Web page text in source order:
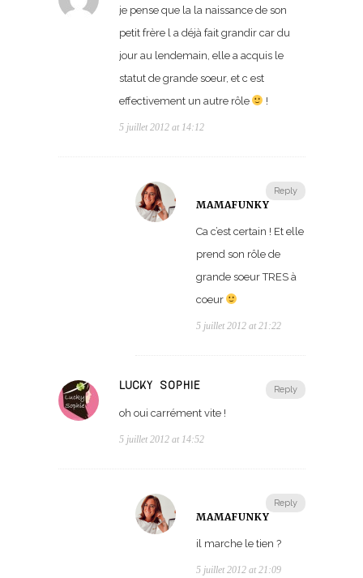
je pense que la la naissance de son
petit frère l a déjà fait grandir car du
jour au lendemain, elle a acquis le
statut de grande soeur, et c est
effectivement un autre rôle
!
5 juillet 2012 at 14:12
Reply
MAMAFUNKY
Ca c’est certain ! Et elle
prend son rôle de
grande soeur TRES à
coeur
5 juillet 2012 at 21:22
Reply
LUCKY SOPHIE
oh oui carrément vite !
5 juillet 2012 at 14:52
Reply
MAMAFUNKY
il marche le tien ?
5 juillet 2012 at 21:09